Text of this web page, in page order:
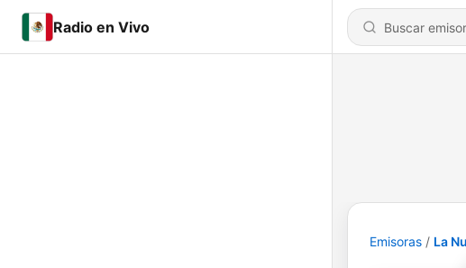
Radio en Vivo
Emisoras La